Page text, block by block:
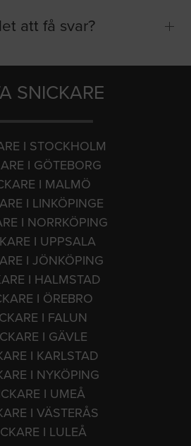
att få svar?
SNICKARE
I STOCKHOLM
I GÖTEBORG
I MALMÖ
I LINKÖPINGE
I NORRKÖPING
I UPPSALA
I JÖNKÖPING
I HALMSTAD
I ÖREBRO
I FALUN
I GÄVLE
I KARLSTAD
I NYKÖPING
I UMEÅ
I VÄSTERÅS
I LULEÅ